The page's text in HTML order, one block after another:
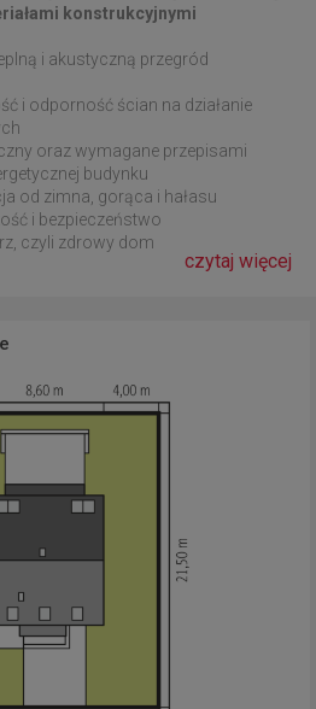
konstrukcyjnymi
i akustyczną przegród
i odporność ścian na działanie
oraz wymagane przepisami
budynku
od zimna, gorąca i hałasu
i bezpieczeństwo
czyli zdrowy dom
czytaj więcej